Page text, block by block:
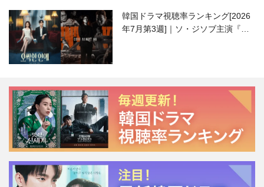
韓国ドラマ視聴率ランキング[2026
年7月第3週]｜ソ・ジソブ主演『エ